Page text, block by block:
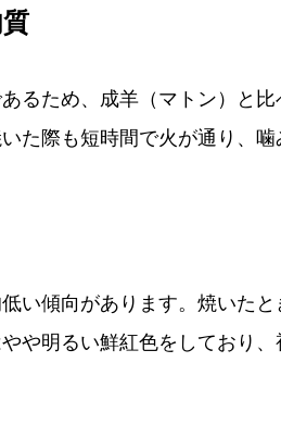
るため、成羊（マトン）と比
た際も短時間で火が通り、噛
い傾向があります。焼いた
や明るい鮮紅色をしており